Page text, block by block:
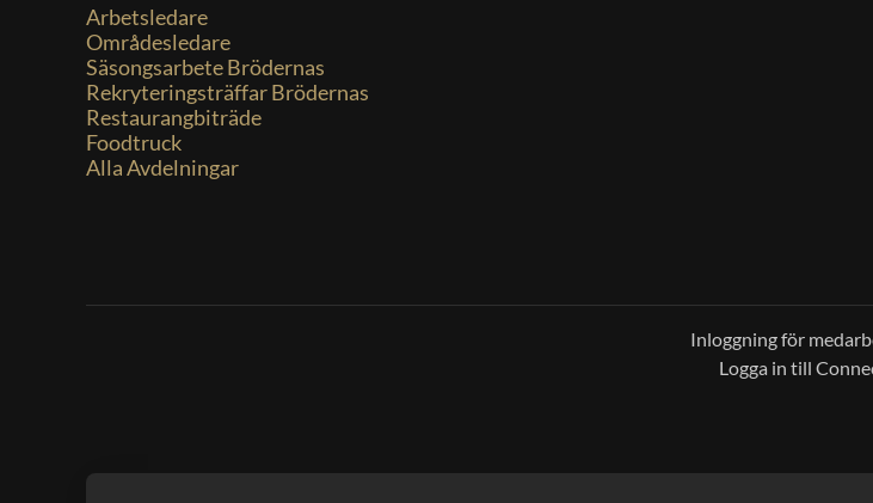
Arbetsledare
Områdesledare
Säsongsarbete Brödernas
Rekryteringsträffar Brödernas
Restaurangbiträde
Foodtruck
Alla Avdelningar
Inloggning för
Logga in till